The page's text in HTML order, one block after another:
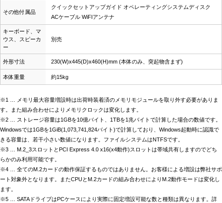
その他付属品
クイックセットアップガイド オペレーティングシステムディスク
ACケーブル WiFIアンテナ
キーボード、マ
ウス、スピーカ
ー
別売
外形寸法 230(W)x445(D)x460(H)mm (本体のみ、突起物含まず)
本体重量 約15kg
※1 … メモリ最大容量増設時は出荷時装着済のメモリモジュールを取り外す必要がありま
す。また組み合わせによりメモリクロックは変化します。
※2 … ストレージ容量は1GBを10億バイト、1TBを1兆バイトで計算した場合の数値です。
Windowsでは1GBを1GiB(1,073,741,824バイト)で計算しており、Windows起動時に認識で
きる容量は、若干小さい数値になります。ファイルシステムはNTFSです。
※3 … M.2_3スロットとPCI Express 4.0 x16(x4動作)スロットは帯域共有しますのでどち
らかのみ利用可能です。
※4 … 全てのM.2カードの動作保証するものではありません。お客様による増設は弊社サポ
ート対象外となります。またCPUとM.2カードの組み合わせによりM.2動作モードは変化し
ます。
※5 … SATAドライブはPCケースにより実際に固定増設可能な数と種類は異なります。詳